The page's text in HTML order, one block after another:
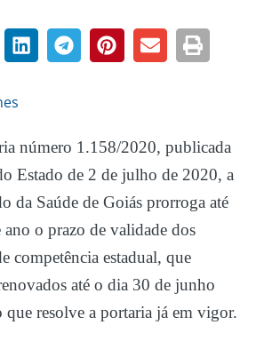
número 1.158/2020, publicada
Estado de 2 de julho de 2020, a
da Saúde de Goiás prorroga até
ano o prazo de validade dos
competência estadual, que
até o dia 30 de junho
que resolve a portaria já em vigor.